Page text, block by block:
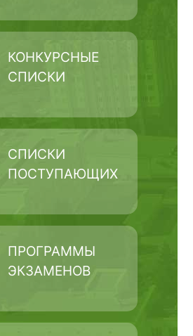
КОНКУРСНЫЕ
СПИСКИ
СПИСКИ
ПОСТУПАЮЩИХ
ПРОГРАММЫ
ЭКЗАМЕНОВ